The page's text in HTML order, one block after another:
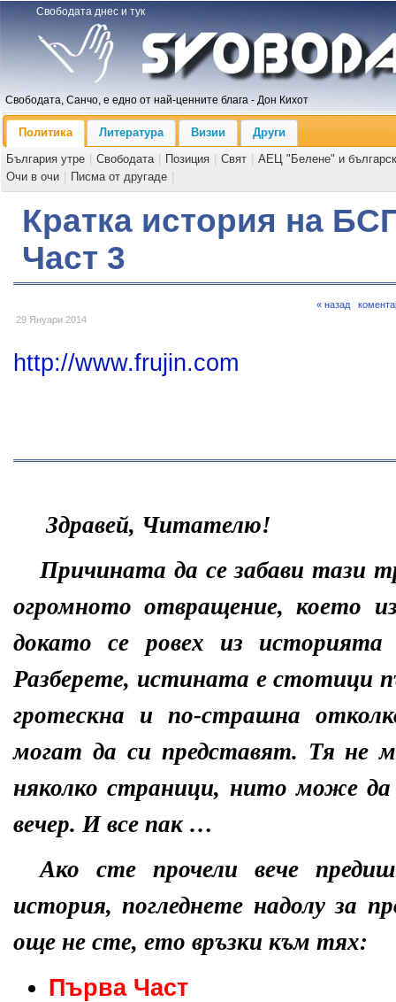
Свободата днес и тук
Свободата, Санчо, е едно от най-ценните блага - Дон Кихот
Политика Литература Визии
Други
България утре
Свободата Позиция Свят
АЕЦ "Белене" и
Очи в очи
Писма от другаде
Кратка история на
Част 3
29 Януари 2014
« назад
http://www.frujin.com
Здравей, Читателю!
Причината да се забави тази
огромното отвращение, което
докато се ровех из историята
Разберете, истината е стотици
гротескна и по-страшна
могат да си представят. Тя не
няколко страници, нито може да
вечер. И все пак …
Ако сте прочели вече
история, погледнете надолу за
още не сте, ето връзки към тях:
Първа Част